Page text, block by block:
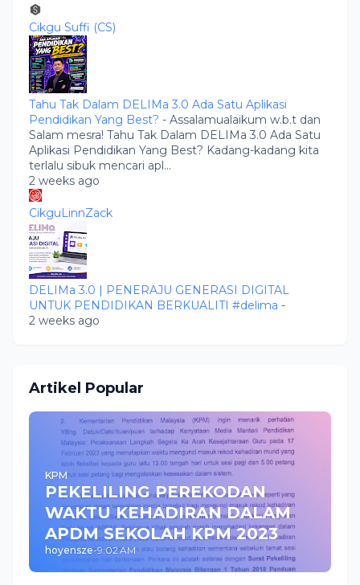
Cikgu Suffi (CS)
Tahu Tak Dalam DELIMa 3.0 Ada Satu Aplikasi
Pendidikan Yang Best? - Assalamualaikum w.b.t dan
Salam mesra! Tahu Tak Dalam DELIMa 3.0 Ada Satu
Aplikasi Pendidikan Yang Best? Kadang-kadang kita
terlalu sibuk mencari apl...
2 weeks ago
CikguLinnZack
DELIMa 3.0 | PENERAJU GENERASI DIGITAL
UNTUK PENDIDIKAN BERKUALITI #delima -
2 weeks ago
Artikel Popular
KPM
PEKELILING PEREKODAN
WAKTU KEHADIRAN DALAM
APDM SEKOLAH KPM 2023
hoyensze-9:02 AM